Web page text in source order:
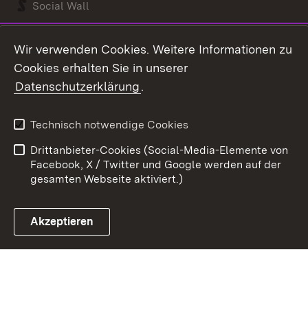
Social Wall
Link zum Landesportal
Kontakt
Barrierefreiheit
Impressum
Cookies
Wir verwenden Cookies. Weitere Informationen zu
Cookies erhalten Sie in unserer
Datenschutzerklärung.
Technisch notwendige Cookies
Drittanbieter-Cookies (Social-Media-Elemente von
Facebook, X / Twitter und Google werden auf der
gesamten Webseite aktiviert.)
Akzeptieren